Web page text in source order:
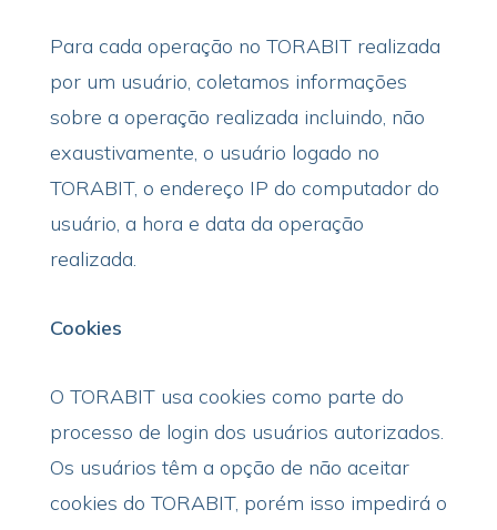
Para cada operação no TORABIT realizada
por um usuário, coletamos informações
sobre a operação realizada incluindo, não
exaustivamente, o usuário logado no
TORABIT, o endereço IP do computador do
usuário, a hora e data da operação
realizada.
Cookies
O TORABIT usa cookies como parte do
processo de login dos usuários autorizados.
Os usuários têm a opção de não aceitar
cookies do TORABIT, porém isso impedirá o